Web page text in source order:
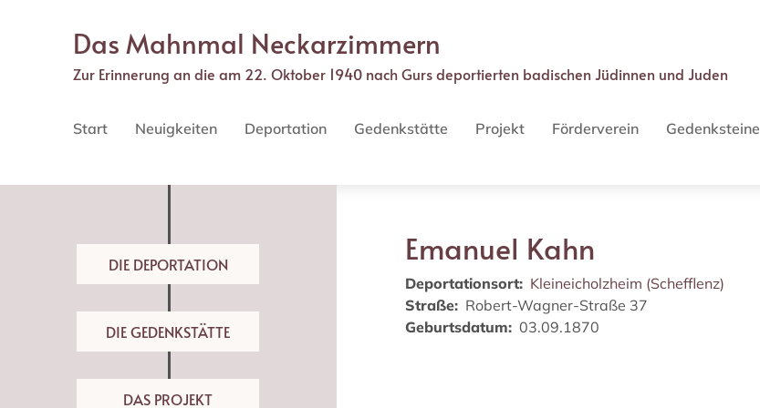
Das Mahnmal Neckarzimmern
Zur Erinnerung an die am 22. Oktober 1940 nach Gurs deportierten badischen Jüdinnen und Juden
navigation
Start Neuigkeiten Deportation Gedenkstätte Projekt Förderverein Gedenksteine
DIE DEPORTATION
DIE GEDENKSTÄTTE
DAS PROJEKT
Emanuel Kahn
Deportationsort
Kleineicholzheim (Schefflenz)
Straße
Robert-Wagner-Straße 37
Geburtsdatum
03.09.1870